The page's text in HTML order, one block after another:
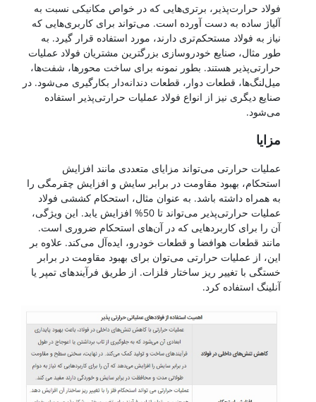
فولاد حرارت‌پذیر، برتری‌هایی که در خواص مکانیکی نسبت به
آلیاژ ساده به دست آورده است. می‌تواند برای کاربری‌هایی که
نیاز به فولاد مستحکم‌تری دارند، مورد استفاده قرار گیرد. به
طور مثال، صنایع خودروسازی بزرگترین مشتریان فولاد عملیات
حرارتی‌پذیر هستند. بطور نمونه برای ساخت محورها، شفت‌ها،
میل‌لنگ‌ها، قطعات دوار، قطعات دندانه‌دار بکارگیری می‌شود. در
صنایع دیگری نیز از انواع فولاد عملیات حرارتی‌پذیر استفاده
می‌شود.
مزایا
عملیات حرارتی می‌تواند مزایای متعددی مانند افزایش
استحکام، بهبود مقاومت در برابر سایش و افزایش چقرمگی را
به همراه داشته باشد. به عنوان مثال، استحکام کششی فولاد
عملیات حرارتی‌پذیر می‌تواند تا 50% افزایش یابد. این ویژگی،
آن را برای کاربردهایی که در آن‌های استحکام ضروری است.
مانند قطعات هوافضا و قطعات خودرو، ایده‌آل می‌کند. علاوه بر
این، از عملیات حرارتی می‌توان برای بهبود مقاومت در برابر
خستگی با تغییر ریز ساختار فلزات. از طریق فرآیندهای تمپر یا
آنلینگ استفاده کرد.